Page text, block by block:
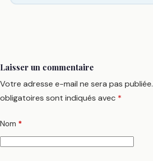
Laisser un commentaire
Votre adresse e-mail ne sera pas publiée.
obligatoires sont indiqués avec *
Nom *